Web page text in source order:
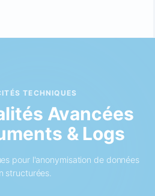
TECHNIQUES
Avancées
& Logs
pour l'anonymisation de données
structurées.